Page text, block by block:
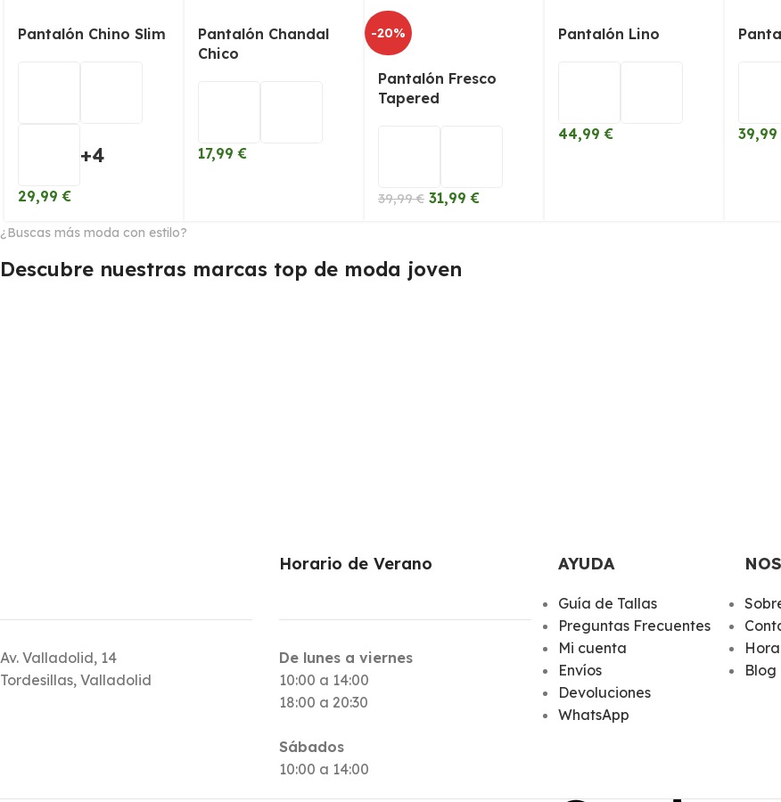
Pantalón Chino Slim
+4
29,99€
Pantalón Chandal
Chico
17,99€
-20%
Pantalón Fresco
Tapered
39,99€ 31,99€
Pantalón Lino
44,99€ 39,99
¿Buscas más moda con estilo?
Descubre nuestras marcas top de moda joven
Av. Valladolid, 14
Tordesillas, Valladolid
Horario de Verano
De lunes a viernes
10:00 a 14:00
18:00 a 20:30
Sábados
10:00 a 14:00
AYUDA
Guía de Tallas
Preguntas Frecuentes
Mi cuenta
Envíos
Devoluciones
WhatsApp
Blog